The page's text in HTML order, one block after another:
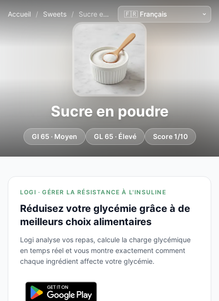
Accueil / Sweets / Sucre en poudre
Sucre en poudre
GI 65 · Moyen GL 65 · Élevé Score 1/10
LOGI · GÉRER LA RÉSISTANCE À L'INSULINE
Réduisez votre glycémie grâce à de
meilleurs choix alimentaires
Logi analyse vos repas, calcule la charge glycémique
en temps réel et vous montre exactement comment
chaque ingrédient affecte votre glycémie.